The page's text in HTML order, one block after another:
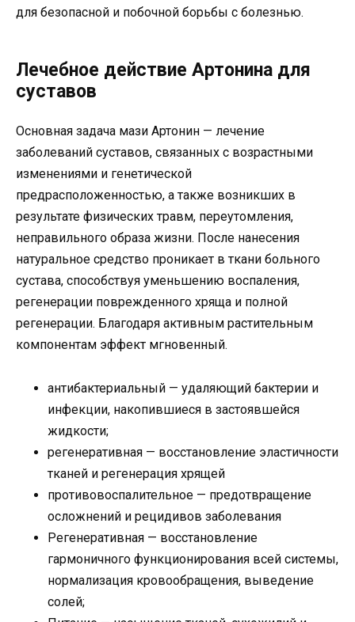
для безопасной и побочной борьбы с болезнью.
Лечебное действие Артонина для
суставов
Основная задача мази Артонин — лечение
заболеваний суставов, связанных с возрастными
изменениями и генетической
предрасположенностью, а также возникших в
результате физических травм, переутомления,
неправильного образа жизни. После нанесения
натуральное средство проникает в ткани больного
сустава, способствуя уменьшению воспаления,
регенерации поврежденного хряща и полной
регенерации. Благодаря активным растительным
компонентам эффект мгновенный.
антибактериальный — удаляющий бактерии и
инфекции, накопившиеся в застоявшейся
жидкости;
регенеративная — восстановление эластичности
тканей и регенерация хрящей
противовоспалительное — предотвращение
осложнений и рецидивов заболевания
Регенеративная — восстановление
гармоничного функционирования всей системы,
нормализация кровообращения, выведение
солей;